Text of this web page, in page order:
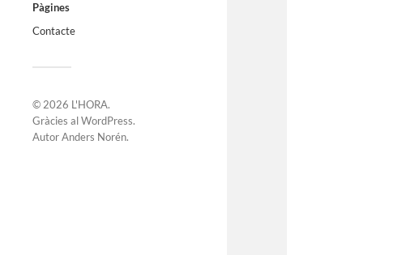
Pàgines
Contacte
© 2026 L'HORA.
Gràcies alWordPress.
AutorAnders Norén.